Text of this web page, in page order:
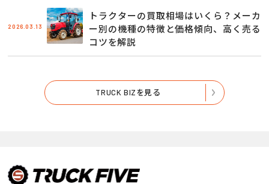
2026.03.13
トラクターの買取相場はいくら？メーカ
ー別の機種の特徴と価格傾向、高く売る
コツを解説
TRUCK BIZを見る